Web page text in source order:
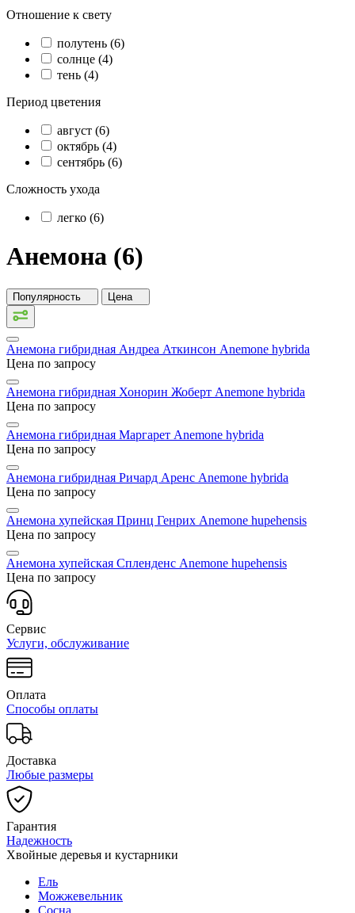
Отношение к свету
полутень (6)
солнце (4)
тень (4)
Период цветения
август (6)
октябрь (4)
сентябрь (6)
Сложность ухода
легко (6)
Анемона (6)
Популярность Цена
Анемона гибридная Андреа Аткинсон Anemone hybrida
Цена по запросу
Анемона гибридная Хонорин Жоберт Anemone hybrida
Цена по запросу
Анемона гибридная Маргарет Anemone hybrida
Цена по запросу
Анемона гибридная Ричард Аренс Anemone hybrida
Цена по запросу
Анемона хупейская Принц Генрих Anemone hupehensis
Цена по запросу
Анемона хупейская Спленденс Anemone hupehensis
Цена по запросу
Сервис
Услуги, обслуживание
Оплата
Способы оплаты
Доставка
Любые размеры
Гарантия
Надежность
Хвойные деревья и кустарники
Ель
Можжевельник
Сосна